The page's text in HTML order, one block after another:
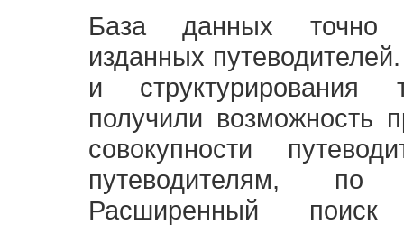
База данных точно
изданных
и структурирования
получили возможность
совокупности
путеводителям,
Расширенный